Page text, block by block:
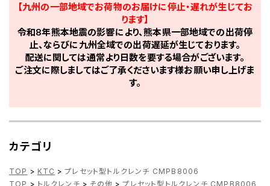
【九州の一部地域でお荷物のお届けに停止・遅れが生じてお
ります】
令和8年熊本地震の影響により、熊本県一部地域での出荷停
止、ならびに九州全域での出荷遅延が生じております。
配送に関しては通常より日数を要する場合がございます。
ご注文に際しましてはご了承くださいます様お願い申し上げま
す。
カテゴリ
TOP > KTC > プレセット型トルクレンチ CMPB8006
TOP > トルクレンチ > その他 > プレセット型トルクレンチ CMPB8006